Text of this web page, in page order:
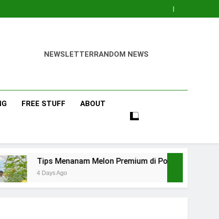
NEWSLETTERRANDOM NEWS
FREE STUFF ABOUT
Menanam Melon Premium di Polibag Skala Rumahan
Ago